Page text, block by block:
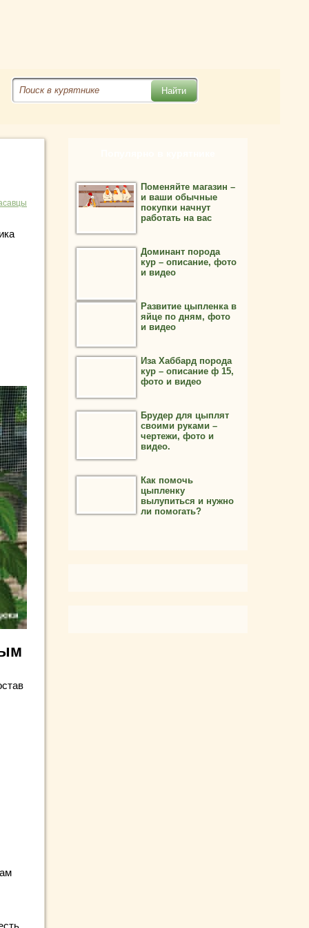
Поменяйте магазин –
и ваши обычные
покупки начнут
работать на вас
Доминант порода
кур – описание, фото
и видео
Развитие цыпленка в
яйце по дням, фото
и видео
Иза Хаббард порода
кур – описание ф 15,
фото и видео
Брудер для цыплят
своими руками –
чертежи, фото и
видео.
Как помочь
цыпленку
вылупиться и нужно
ли помогать?